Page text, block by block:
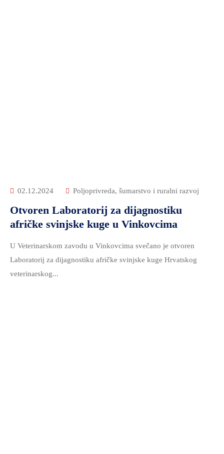
02.12.2024 Poljoprivreda, šumarstvo i ruralni razvoj
Otvoren Laboratorij za dijagnostiku
afričke svinjske kuge u Vinkovcima
U Veterinarskom zavodu u Vinkovcima svečano je otvoren
Laboratorij za dijagnostiku afričke svinjske kuge Hrvatskog
veterinarskog...